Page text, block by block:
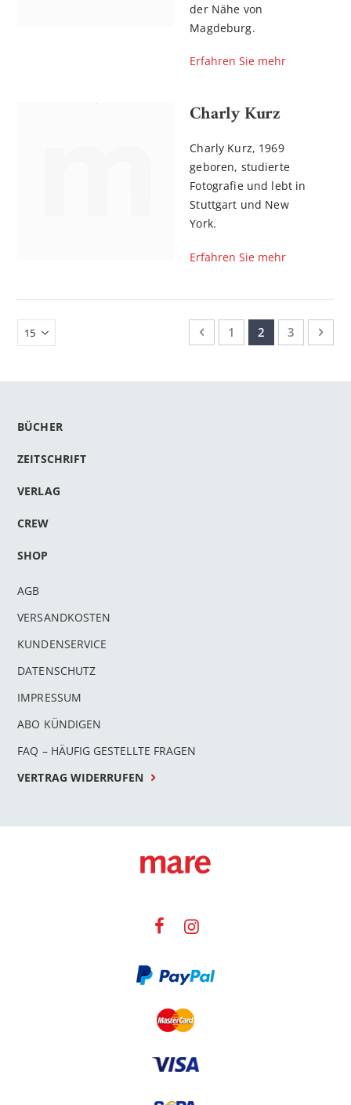
der Nähe von
Magdeburg.
Erfahren Sie mehr
Charly Kurz
Charly Kurz, 1969
geboren, studierte
Fotografie und lebt in
Stuttgart und New
York.
Erfahren Sie mehr
SeiteSeite
ZurückSeite
1 Sie lesen
2 Seite
3 Seite
BÜCHER
ZEITSCHRIFT
VERLAG
CREW
SHOP
AGB
VERSANDKOSTEN
KUNDENSERVICE
DATENSCHUTZ
IMPRESSUM
ABO KÜNDIGEN
FAQ – HÄUFIG GESTELLTE FRAGEN
VERTRAG WIDERRUFEN